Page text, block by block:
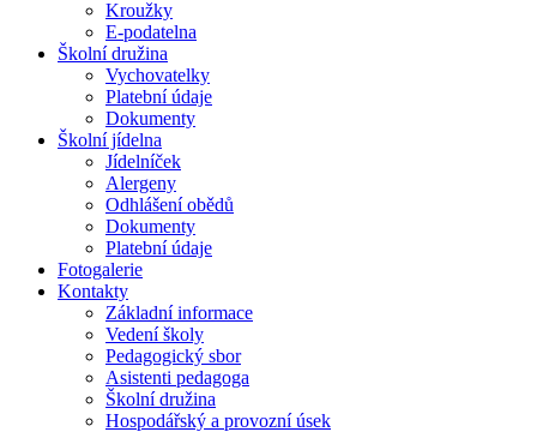
Kroužky
E-podatelna
Školní družina
Vychovatelky
Platební údaje
Dokumenty
Školní jídelna
Jídelníček
Alergeny
Odhlášení obědů
Dokumenty
Platební údaje
Fotogalerie
Kontakty
Základní informace
Vedení školy
Pedagogický sbor
Asistenti pedagoga
Školní družina
Hospodářský a provozní úsek